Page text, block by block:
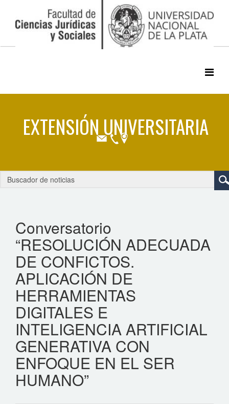
Conversatorio
“RESOLUCIÓN ADECUADA
DE CONFICTOS.
APLICACIÓN DE
HERRAMIENTAS
DIGITALES E
INTELIGENCIA ARTIFICIAL
GENERATIVA CON
ENFOQUE EN EL SER
HUMANO”